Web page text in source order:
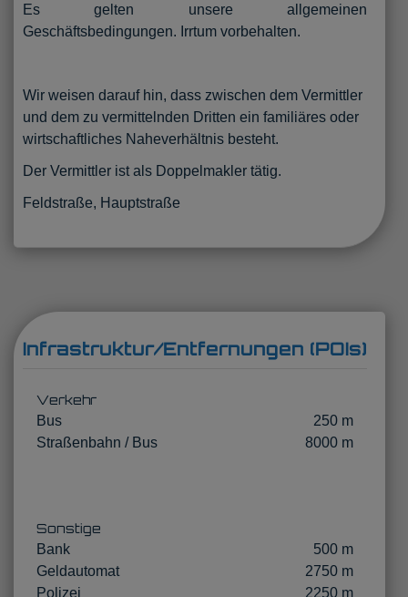
Es gelten unsere allgemeinen
Geschäftsbedingungen. Irrtum vorbehalten.
Wir weisen darauf hin, dass zwischen dem Vermittler
und dem zu vermittelnden Dritten ein familiäres oder
wirtschaftliches Naheverhältnis besteht.
Der Vermittler ist als Doppelmakler tätig.
Feldstraße, Hauptstraße
Infrastruktur/Entfernungen (POIs)
Verkehr
Bus
250 m
Straßenbahn / Bus
8000 m
Sonstige
Bank
500 m
Geldautomat
2750 m
Polizei
2250 m